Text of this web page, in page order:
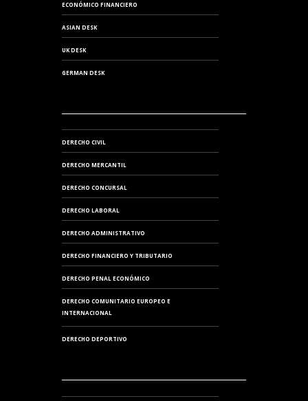
ECONÓMICO FINANCIERO
ASIAN DESK
UK DESK
GERMAN DESK
DERECHO CIVIL
DERECHO MERCANTIL
DERECHO CONCURSAL
DERECHO LABORAL
DERECHO ADMINISTRATIVO
DERECHO FINANCIERO Y TRIBUTARIO
DERECHO PENAL ECONÓMICO
DERECHO COMUNITARIO EUROPEO E
INTERNACIONAL
DERECHO DEPORTIVO